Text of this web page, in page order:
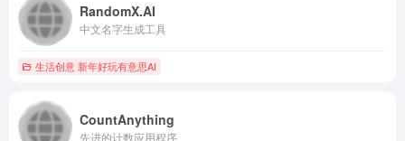
RandomX.AI
中文名字生成工具
生活创意 新年好玩有意思AI
CountAnything
先进的计数应用程序